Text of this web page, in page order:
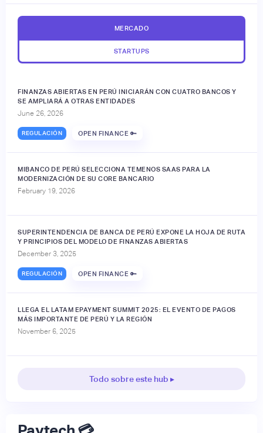
MERCADO
STARTUPS
FINANZAS ABIERTAS EN PERÚ INICIARÁN CON CUATRO BANCOS Y
SE AMPLIARÁ A OTRAS ENTIDADES
June 26, 2026
REGULACIÓN OPEN FINANCE 🔑
MIBANCO DE PERÚ SELECCIONA TEMENOS SAAS PARA LA
MODERNIZACIÓN DE SU CORE BANCARIO
February 19, 2026
SUPERINTENDENCIA DE BANCA DE PERÚ EXPONE LA HOJA DE RUTA
Y PRINCIPIOS DEL MODELO DE FINANZAS ABIERTAS
December 3, 2025
REGULACIÓN OPEN FINANCE 🔑
LLEGA EL LATAM EPAYMENT SUMMIT 2025: EL EVENTO DE PAGOS
MÁS IMPORTANTE DE PERÚ Y LA REGIÓN
November 6, 2025
Todo sobre este hub ▸